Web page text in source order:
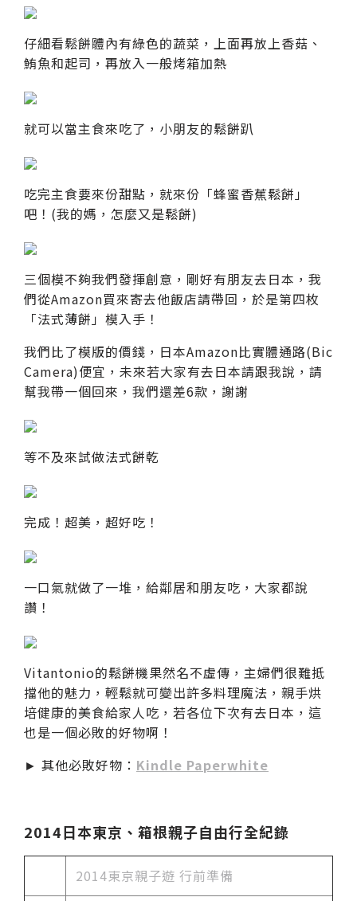
仔細看鬆餅體內有綠色的蔬菜，上面再放上香菇、
鮪魚和起司，再放入一般烤箱加熱
就可以當主食來吃了，小朋友的鬆餅趴
吃完主食要來份甜點，就來份「蜂蜜香蕉鬆餅」
吧！(我的媽，怎麼又是鬆餅)
三個模不夠我們發揮創意，剛好有朋友去日本，我
們從Amazon買來寄去他飯店請帶回，於是第四枚
「法式薄餅」模入手！
我們比了模版的價錢，日本Amazon比實體通路(Bic
Camera)便宜，未來若大家有去日本請跟我說，請
幫我帶一個回來，我們還差6款，謝謝
等不及來試做法式餅乾
完成！超美，超好吃！
一口氣就做了一堆，給鄰居和朋友吃，大家都說
讚！
Vitantonio的鬆餅機果然名不虛傳，主婦們很難抵
擋他的魅力，輕鬆就可變出許多料理魔法，親手烘
培健康的美食給家人吃，若各位下次有去日本，這
也是一個必敗的好物啊！
► 其他必敗好物： Kindle Paperwhite
2014日本東京、箱根親子自由行全紀錄
2014東京親子遊 行前準備